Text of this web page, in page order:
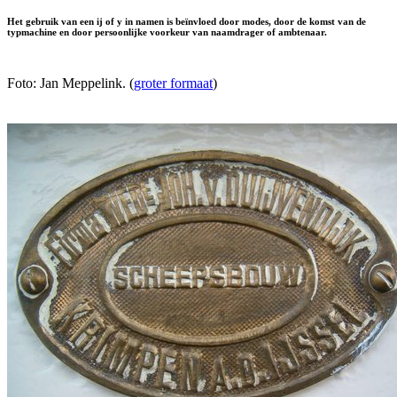
Het gebruik van een ij of y in namen is beïnvloed door modes, door de komst van de
typmachine en door persoonlijke voorkeur van naamdrager of ambtenaar.
Foto: Jan Meppelink. (groter formaat)